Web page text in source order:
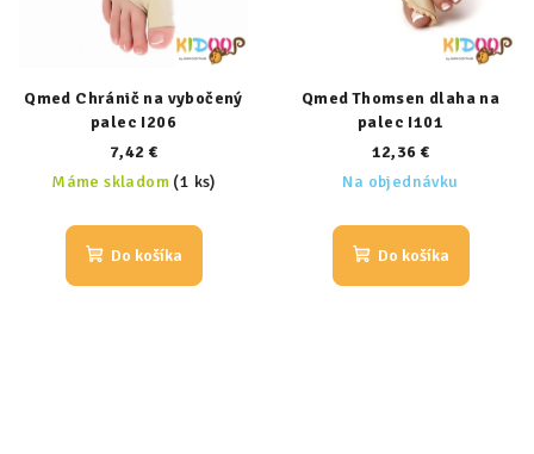
Qmed Chránič na vybočený
palec I206
7,42 €
Máme skladom (1 ks)
Do košíka
Qmed Thomsen dlaha na
palec I101
12,36 €
Na objednávku
Do košíka